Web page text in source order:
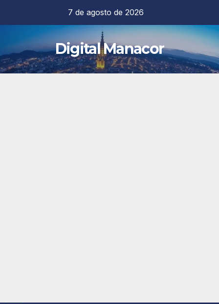
contenido
7 de agosto de 2026
Digital Manacor